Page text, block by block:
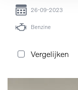
26-09-2023
Benzine
Vergelijken